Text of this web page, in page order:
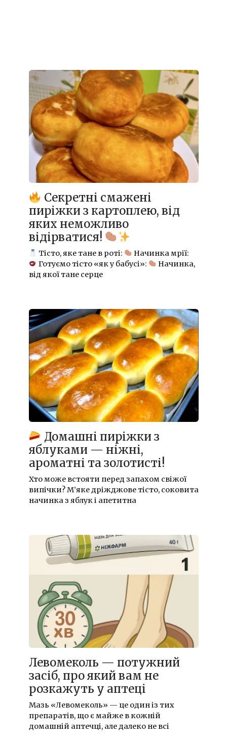
Секретні смажені
пиріжки з картоплею, від
яких неможливо
відірватися!
Тісто, яке тане в роті:
Начинка мрії:
Готуємо тісто «як у бабусі»:
Начинка,
від якої тане серце
Домашні пиріжки з
яблуками — ніжні,
ароматні та золотисті!
Хто може встояти перед запахом свіжої
випічки? М’яке дріжджове тісто, соковита
начинка з яблук і апетитна
Левомеколь — потужний
засіб, про який вам не
розкажуть у аптеці
Мазь «Левомеколь» — це один із тих
препаратів, що є майже в кожній
домашній аптечці, але далеко не всі